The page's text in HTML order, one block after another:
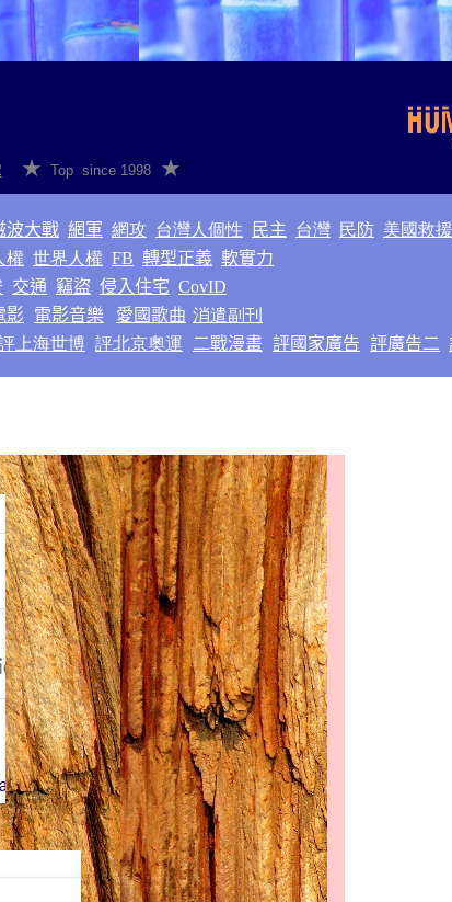
★ Top since 1998 ★
波大戰 網軍 網攻 台灣人個性 民主 台灣 民防 美國救援
權 世界人權 FB 轉型正義 軟實力
交通 竊盜 侵入住宅 CovID
影 電影音樂 愛國歌曲 消遣副刊
上海世博 評北京奧運 二戰漫畫 評國家廣告 評廣告二